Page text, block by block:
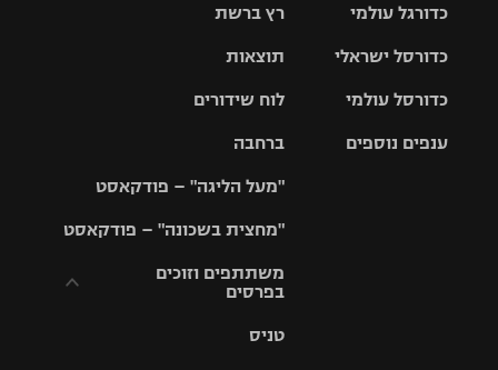
רץ ברשת
תוצאות
לוח שידורים
ברחבה
"מעל הליגה" – פודקאסט
"מחצית בשכונה" – פודקאסט
משתתפים וזוכים
בפרסים
טניס
גביע הטוטו
כדורגל עולמי
האלופות
ליגה
כדורסל ישראלי
סל
כדורסל עולמי
ענפים נוספים